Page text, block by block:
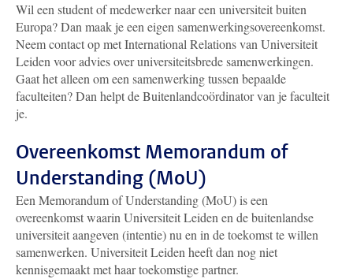
Wil een student of medewerker naar een universiteit buiten
Europa? Dan maak je een eigen samenwerkingsovereenkomst.
Neem contact op met International Relations van Universiteit
Leiden voor advies over universiteitsbrede samenwerkingen.
Gaat het alleen om een samenwerking tussen bepaalde
faculteiten? Dan helpt de Buitenlandcoördinator van je faculteit
je.
Overeenkomst Memorandum of
Understanding (MoU)
Een Memorandum of Understanding (MoU) is een
overeenkomst waarin Universiteit Leiden en de buitenlandse
universiteit aangeven (intentie) nu en in de toekomst te willen
samenwerken. Universiteit Leiden heeft dan nog niet
kennisgemaakt met haar toekomstige partner.